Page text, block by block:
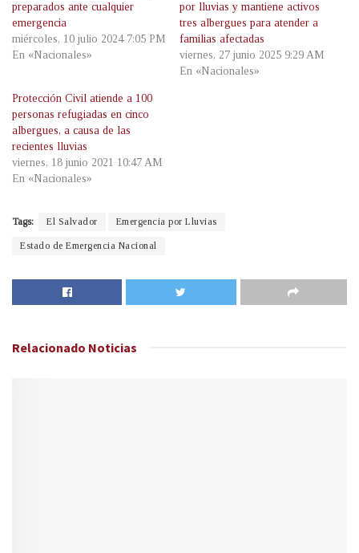
preparados ante cualquier
emergencia
miércoles, 10 julio 2024 7:05 PM
En «Nacionales»
por lluvias y mantiene activos
tres albergues para atender a
familias afectadas
viernes, 27 junio 2025 9:29 AM
En «Nacionales»
Protección Civil atiende a 100
personas refugiadas en cinco
albergues, a causa de las
recientes lluvias
viernes, 18 junio 2021 10:47 AM
En «Nacionales»
Tags: El Salvador Emergencia por Lluvias
Estado de Emergencia Nacional
Relacionado Noticias